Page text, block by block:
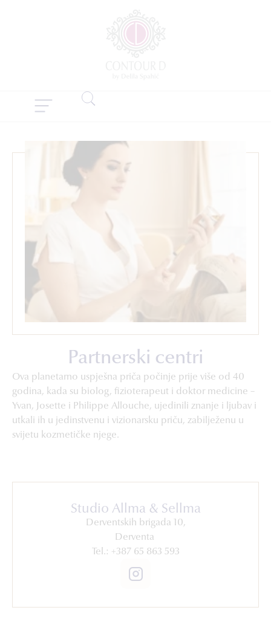
Partnerski centri
Ova planetarno uspješna priča počinje prije više od 40
godina, kada su biolog, fizioterapeut i doktor medicine –
Yvan, Josette i Philippe Allouche, ujedinili znanje i ljubav i
utkali ih u jedinstvenu i vizionarsku priču, zabilježenu u
svijetu kozmetičke njege.
Studio Allma & Sellma
Derventskih brigada 10,
Derventa
Tel.: +387 65 863 593